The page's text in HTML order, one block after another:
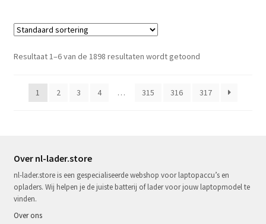
Resultaat 1–6 van de 1898 resultaten wordt getoond
1 2 3 4 … 315 316 317
Over nl-lader.store
nl-lader.store is een gespecialiseerde webshop voor laptopaccu’s en
opladers. Wij helpen je de juiste batterij of lader voor jouw laptopmodel te
vinden.
Over ons